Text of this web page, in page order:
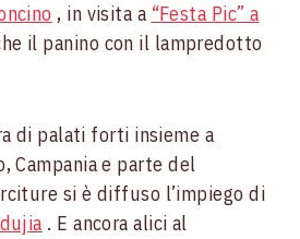
, in visita a “Festa Pic” a
il panino con il lampredotto
di palati forti insieme a
Campania e parte del
si è diffuso l’impiego di
. E ancora alici al